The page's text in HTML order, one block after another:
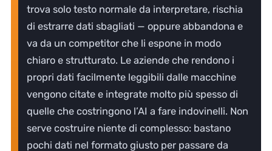
trova solo testo normale da interpretare, rischia
di estrarre dati sbagliati — oppure abbandona e
va da un competitor che li espone in modo
chiaro e strutturato. Le aziende che rendono i
propri dati facilmente leggibili dalle macchine
vengono citate e integrate molto più spesso di
quelle che costringono l’AI a fare indovinelli. Non
serve costruire niente di complesso: bastano
pochi dati nel formato giusto per passare da